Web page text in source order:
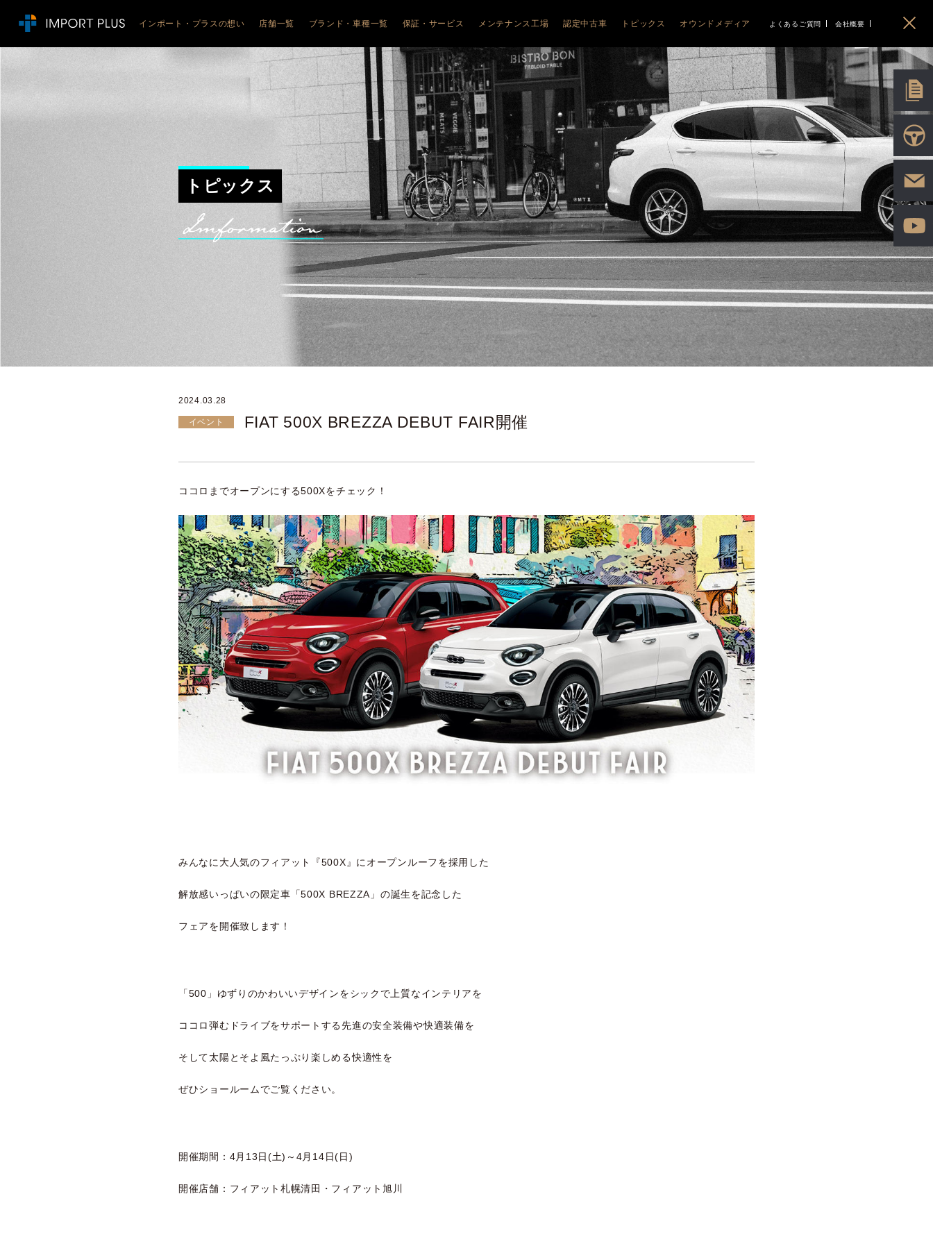
インポート・プラスの想い 店舗一覧
JEEP
ジープ札幌琴似
ジープ札幌美園
ジープ札幌清田
ジープ旭川
ジープ函館
ジープ青森
ALFA ROMEO
アルファ ロメオ札幌清田
FIAT
フィアット札幌清田
フィアット旭川
ABARTH
アバルト札幌清田
アバルト旭川
PEUGEOT
プジョー函館
CITROEN
シトロエン函館
ブランド・車種一覧
JEEP
COMPASS
WRANGLER
Avenger
RENEGADE e-
HYBRID
COMMANDER
ALFA ROMEO
JUNIOR
TONALE
GIULIA
STELVIO
GIULIA
QUADRIFOGLIO
STELVIO
QUADRIFOGLIO
FIAT
600HYBRID
Doblo
600e
ABARTH
ABARTH 500e
F595/695/695C
PEUGEOT
208
RIFTER
5008
HYBRID
3008
2008
308
HYBRID
CITROEN
C3 AIRCROSS
C5 X
C4 HYBRID
BERLINGO
C5 AIRCROSS
HYBRID
E-C4 ELECTRIC
保証・サービス メンテナンス工場 認定中古車
JEEP
ABARTH
PEUGEOT
CITROËN
トピックス
イベント
ニュース
オウンドメディア
BLOG
Gourmet&Drive MAGAZINE
IMPORT PLUS LIFE
ポッドキャスト
ソーシャル
よくあるご質問 会社概要
トピックス
2024.03.28
イベント FIAT 500X BREZZA DEBUT FAIR開催
ココロまでオープンにする500Xをチェック！
みんなに大人気のフィアット『500X』にオープンルーフを採用した
解放感いっぱいの限定車「500X BREZZA」の誕生を記念した
フェアを開催致します！
「500」ゆずりのかわいいデザインをシックで上質なインテリアを
ココロ弾むドライブをサポートする先進の安全装備や快適装備を
そして太陽とそよ風たっぷり楽しめる快適性を
ぜひショールームでご覧ください。
開催期間：4月13日(土)～4月14日(日)
開催店舗：フィアット札幌清田・フィアット旭川